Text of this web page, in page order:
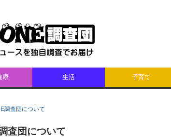
康 生活 子育て
調査団について
査団について